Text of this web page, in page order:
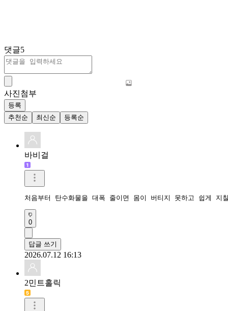
댓글5
사진첨부
등록
추천순
최신순 등록순
바비걸
0
답글 쓰기
2026.07.12 16:13
2민트홀릭